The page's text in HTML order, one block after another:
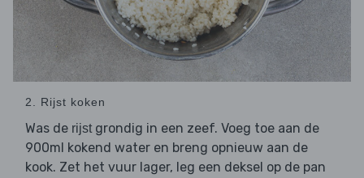
2. Rijst koken
Was de rijstgrondig in een zeef. Voeg toe aan de
900ml kokend water en breng opnieuw aan de
kook. Zet het vuur lager, leg een deksel op de pan